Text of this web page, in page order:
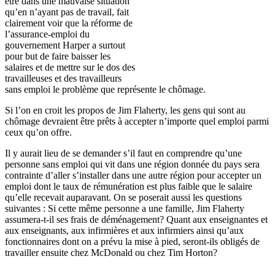
qu’en n’ayant pas de travail, fait
clairement voir que la réforme de
l’assurance-emploi du
gouvernement Harper a surtout
pour but de faire baisserles
salaires et de mettre surle dos des
travailleuses et des travailleurs
sans emploi le problème que représente le chômage.
Si l’on en croit les propos de Jim Flaherty, les gens qui sont au
chômage devraient être prêts à accepter n’importe quel emploi parmi
ceux qu’on offre.
Il y aurait lieu de se demanders’il faut en comprendre qu’une
personne sans emploi qui vit dans une région donnée du pays sera
contrainte d’aller s’installer dans une autre région pouraccepterun
emploi dont le taux de rémunération est plus faible que le salaire
qu’elle recevait auparavant. On se poserait aussi les questions
suivantes : Si cette même personne a une famille, Jim Flaherty
assumera-t-il ses frais de déménagement? Quant aux enseignantes et
aux enseignants, aux infirmières et aux infirmiers ainsi qu’aux
fonctionnaires dont on a prévu la mise à pied, seront-ils obligés de
travailler ensuite chez McDonald ou chez Tim Horton?